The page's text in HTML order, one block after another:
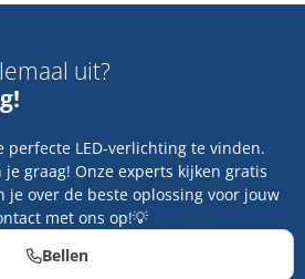
uit?
perfecte LED-verlichting te vinden.
graag! Onze experts kijken gratis
je over de beste oplossing voor jouw
met ons op!💡
Bellen